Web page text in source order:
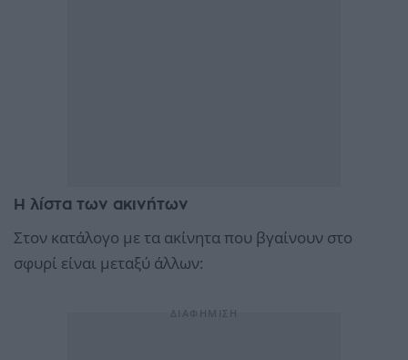
Η λίστα των ακινήτων
Στον κατάλογο με τα ακίνητα που βγαίνουν στο
σφυρί είναι μεταξύ άλλων: